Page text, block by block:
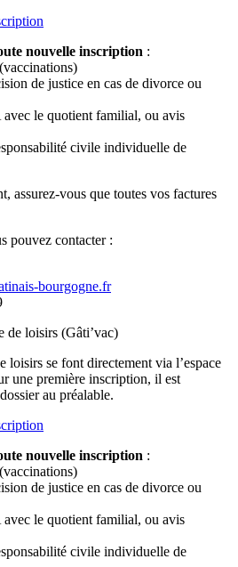
nouvelle inscription :
de justice en cas de divorce ou
le quotient familial, ou avis
civile individuelle de
assurez-vous que toutes vos factures
pouvez contacter :
bourgogne.fr
de loisirs (Gâti’vac)
loisirs se font directement via l’espace
une première inscription, il est
au préalable.
nouvelle inscription :
de justice en cas de divorce ou
le quotient familial, ou avis
civile individuelle de